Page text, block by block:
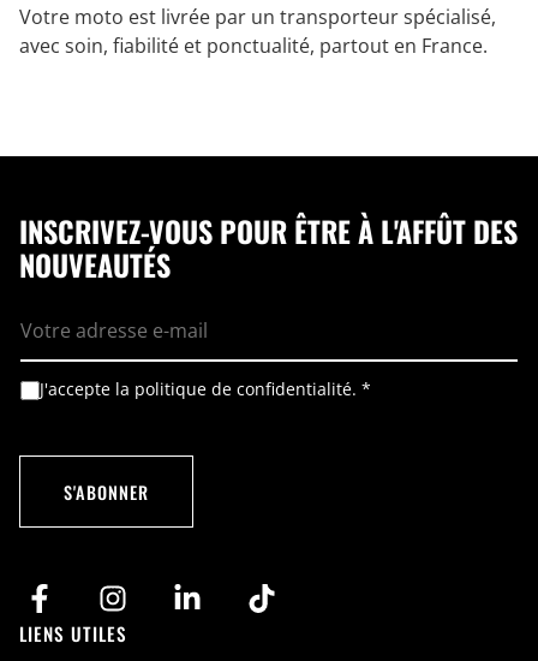
Votre moto est livrée par un transporteur spécialisé,
avec soin, fiabilité et ponctualité, partout en France.
INSCRIVEZ-VOUS POUR ÊTRE À L'AFFÛT DES
NOUVEAUTÉS
G
D
*
R
D
-
a
i
l
A
c
G
J'accepte la politique de confidentialité. *
S'ABONNER
LIENS UTILES